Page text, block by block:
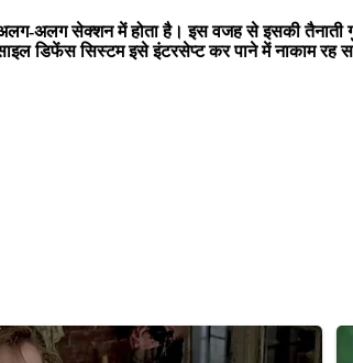
अलग-अलग सेक्शन में होता है। इस वजह से इसकी
डिफेंस सिस्टम इसे इंटरसेप्ट कर पाने में नाकाम रह